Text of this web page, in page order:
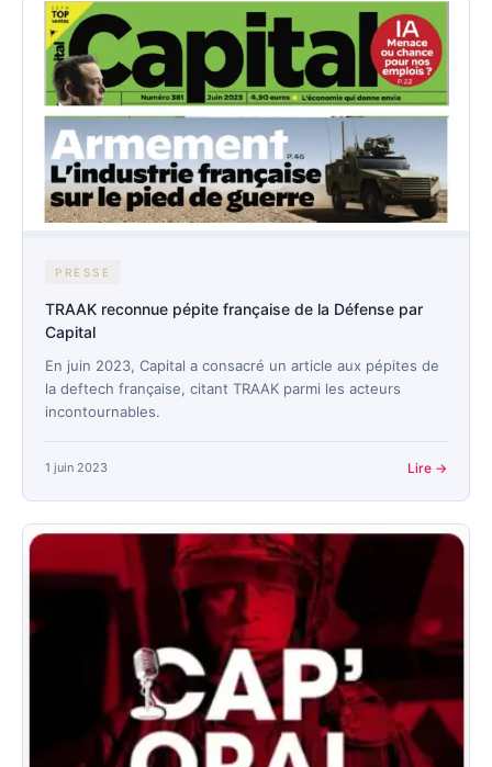
PRESSE
TRAAK reconnue pépite française de la Défense par
Capital
En juin 2023, Capital a consacré un article aux pépites de
la deftech française, citant TRAAK parmi les acteurs
incontournables.
1 juin 2023 Lire →